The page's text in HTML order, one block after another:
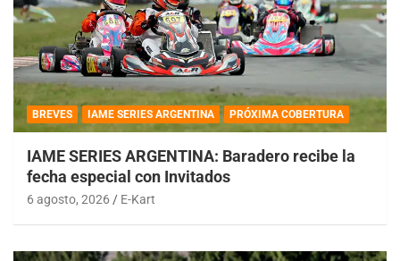
BREVES IAME SERIES ARGENTINA PRÓXIMA COBERTURA
IAME SERIES ARGENTINA: Baradero recibe la
fecha especial con Invitados
6 agosto, 2026 E-Kart